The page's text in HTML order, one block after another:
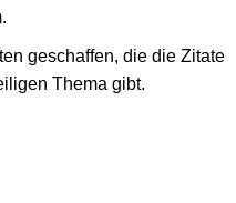
geschaffen, die die Zitate
Thema gibt.